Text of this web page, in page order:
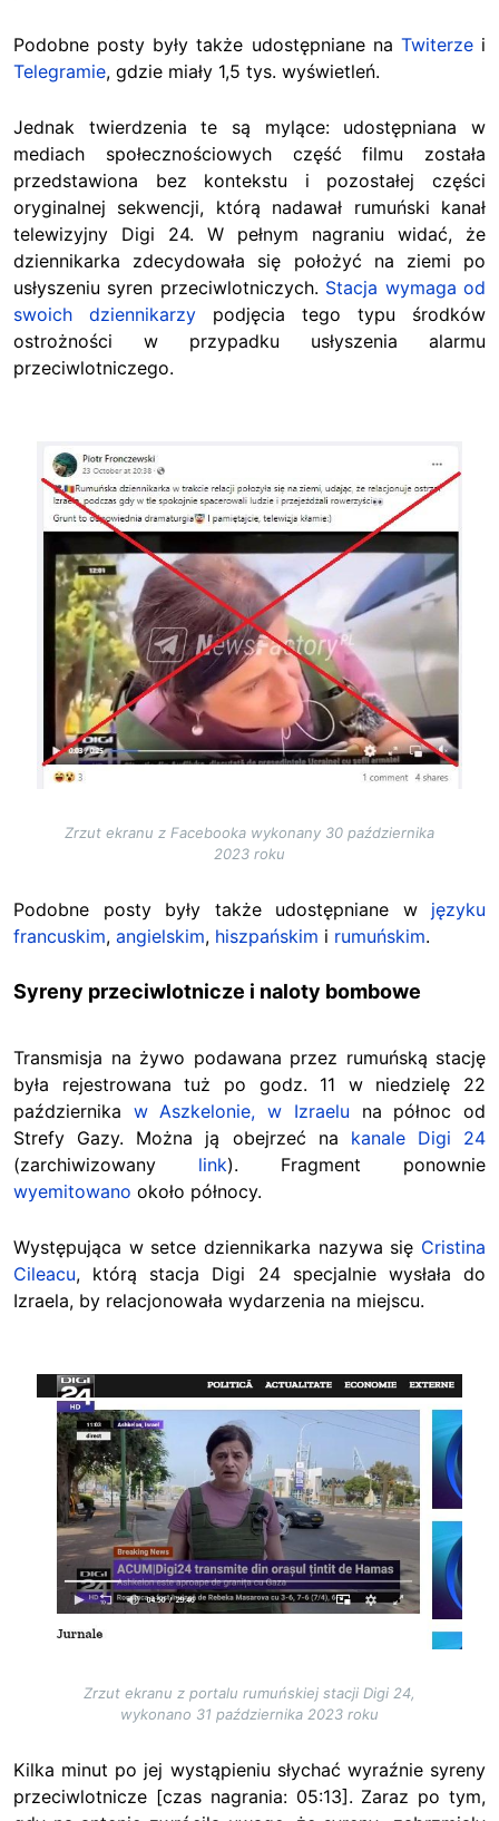
Podobne posty były także udostępniane na Twiterzei
Telegramie, gdzie miały 1,5 tys. wyświetleń.
Jednak twierdzenia te są mylące: udostępniana w
mediach społecznościowych część filmu została
przedstawiona bez kontekstu i pozostałej części
oryginalnej sekwencji, którą nadawał rumuński kanał
telewizyjny Digi 24. W pełnym nagraniu widać, że
dziennikarka zdecydowała się położyć na ziemi po
usłyszeniu syren przeciwlotniczych. Stacja wymaga od
swoich dziennikarzy podjęcia tego typu środków
ostrożności w przypadku usłyszenia alarmu
przeciwlotniczego.
Image
Zrzut ekranu z Facebooka wykonany 30 października
2023 roku
Podobne posty były także udostępniane w języku
francuskim, angielskim, hiszpańskim i rumuńskim.
Syreny przeciwlotnicze i naloty bombowe
Transmisja na żywo podawana przez rumuńską stację
była rejestrowana tuż po godz. 11 w niedzielę 22
października w Aszkelonie, w Izraelu na północ od
Strefy Gazy. Można ją obejrzeć na kanale Digi 24
(zarchiwizowany link). Fragment ponownie
wyemitowano około północy.
Występująca w setce dziennikarka nazywa się Cristina
Cileacu, którą stacja Digi 24 specjalnie wysłała do
Izraela, by relacjonowała wydarzenia na miejscu.
Image
Zrzut ekranu z portalu rumuńskiej stacji Digi 24,
wykonano 31 października 2023 roku
Kilka minut po jej wystąpieniu słychać wyraźnie syreny
przeciwlotnicze [czas nagrania: 05:13]. Zaraz po tym,